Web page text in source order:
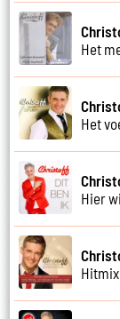
Het
Het
Hier
Hitmix